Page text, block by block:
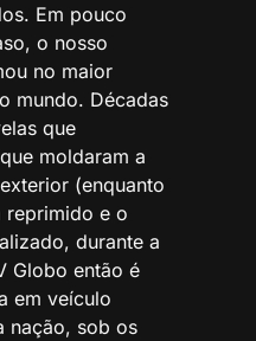
Em pouco
o nosso
no maior
mundo. Décadas
que
moldaram a
(enquanto
reprimido e o
durante a
Globo então é
em veículo
nação, sob os